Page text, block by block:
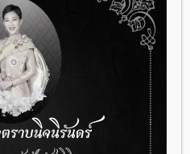
งความคิดเห็นหลักการยกร่าง
ลางทางกฎหมาย